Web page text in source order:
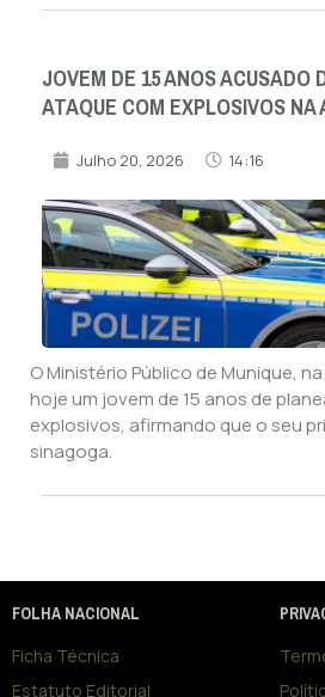
JOVEM DE 15 ANOS ACUSADO
ATAQUE COM EXPLOSIVOS
Julho 20, 2026 14:16
O Ministério Público de Munique,
hoje um jovem de 15 anos de
explosivos, afirmando que o seu
sinagoga.
FOLHA NACIONAL
Ficha Técnica
Estatuto Editorial